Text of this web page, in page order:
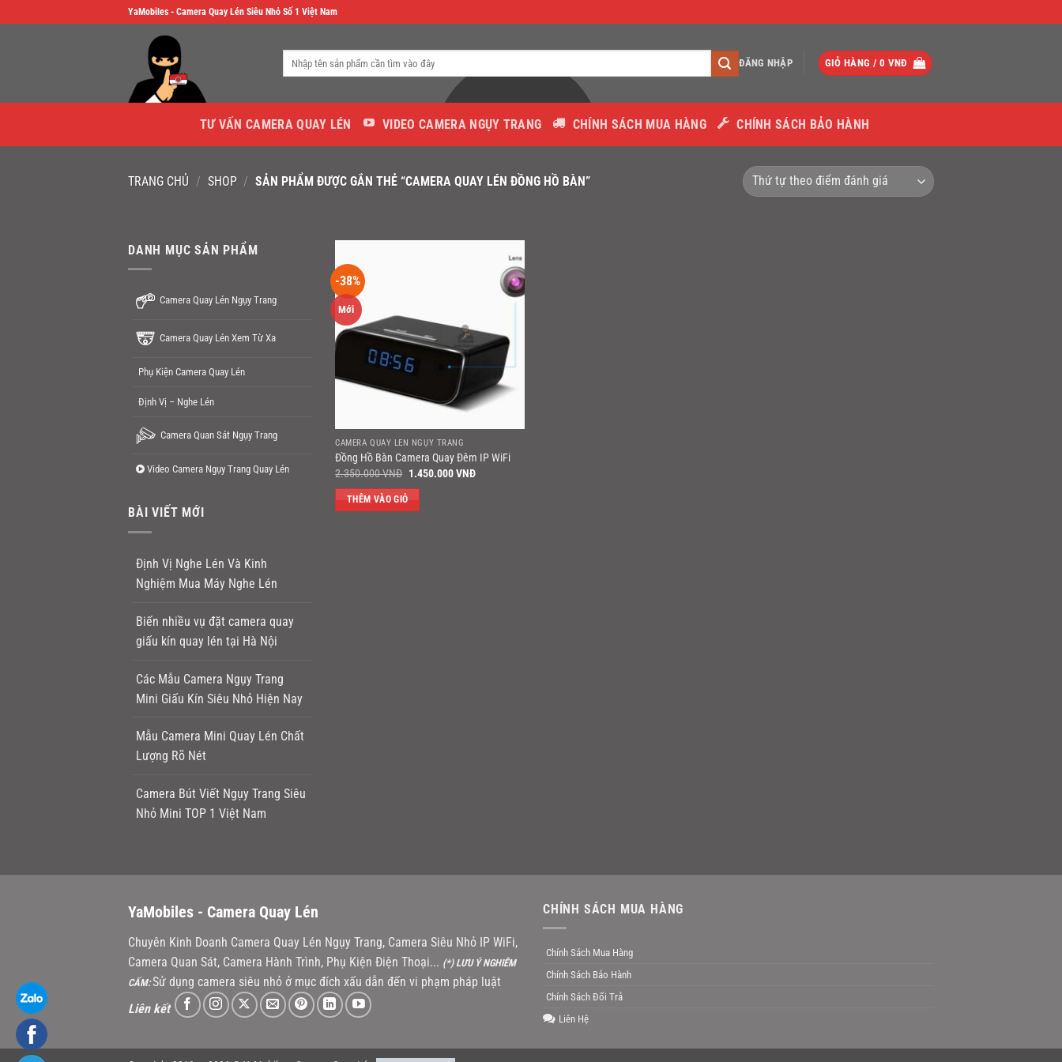
to
YaMobiles - Camera Quay Lén Siêu Nhỏ Số 1 Việt Nam
ĐĂNG NHẬP GIỎ HÀNG / 0 VNĐ
TƯ VẤN CAMERA QUAY LÉN VIDEO CAMERA NGỤY TRANG CHÍNH SÁCH MUA HÀNG CHÍNH SÁCH BẢO HÀNH
TRANG CHỦ / SHOP / SẢN PHẨM ĐƯỢC GẮN THẺ “CAMERA QUAY LÉN ĐỒNG HỒ BÀN”
DANH MỤC SẢN PHẨM
Camera Quay Lén Ngụy Trang
Camera Quay Lén Xem Từ Xa
Phụ Kiện Camera Quay Lén
Định Vị – Nghe Lén
Camera Quan Sát Ngụy Trang
Video Camera Ngụy Trang Quay Lén
BÀI VIẾT MỚI
Định Vị Nghe Lén Và Kinh
Nghiệm Mua Máy Nghe Lén
Biến nhiều vụ đặt camera quay
giấu kín quay lén tại Hà Nội
Các Mẫu Camera Ngụy Trang
Mini Giấu Kín Siêu Nhỏ Hiện Nay
Mẫu Camera Mini Quay Lén Chất
Lượng Rõ Nét
Camera Bút Viết Ngụy Trang Siêu
Nhỏ Mini TOP 1 Việt Nam
-38%
Mới
CAMERA QUAY LÉN NGỤY TRANG
Đồng Hồ Bàn Camera Quay Đêm IP WiFi
2.350.000VNĐ Giá
là:
2.350.000 VNĐ.
1.450.000VNĐGiá
THÊM VÀO GIỎ
YaMobiles - Camera Quay Lén
Chuyên Kinh Doanh Camera Quay Lén Ngụy Trang, Camera Siêu Nhỏ IP WiFi,
Camera Quan Sát, Camera Hành Trình, Phụ Kiện Điện Thoại... (*) LƯU Ý NGHIÊM
CẤM:Sử dụng camera siêu nhỏ ở mục đích xấu dẫn đến vi phạm pháp luật
Liên kết
CHÍNH SÁCH MUA HÀNG
Chính Sách Mua Hàng
Chính Sách Bảo Hành
Chính Sách Đổi Trả
Liên Hệ